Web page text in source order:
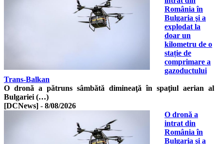
România în
Bulgaria şi a
explodat la
doar un
kilometru de o
stație de
comprimare a
gazoductului
Trans-Balkan
O dronă a pătruns sâmbătă dimineaţă în spaţiul aerian al
Bulgariei (…)
[DCNews] - 8/08/2026
O dronă a
intrat din
România în
Bulgaria şi a